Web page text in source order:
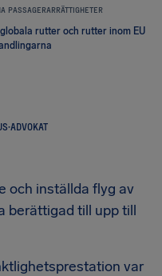
PASSAGERARRÄTTIGHETER
rutter och rutter inom EU
·ADVOKAT
och inställda flyg av
berättigad till upp till
var